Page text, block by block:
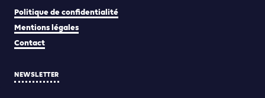
Politique de confidentialité
Mentions légales
Contact
NEWSLETTER